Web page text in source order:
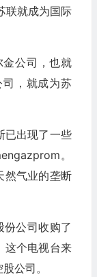
联就成为国际
金公司，也就
，就成为苏
已出现了一些
。
然气业的垄断
公司收购了
这个电视台来
公司。